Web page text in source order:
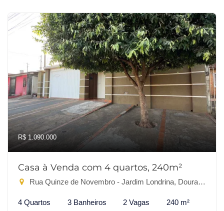
R$ 1.090.000
Casa à Venda com 4 quartos, 240m²
Rua Quinze de Novembro - Jardim Londrina, Dourados-MS
4 Quartos 3 Banheiros 2 Vagas 240 m²